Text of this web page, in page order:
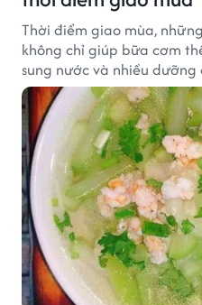
Thời điểm giao mùa,
không chỉ giúp bữa cơm
sung nước và nhiều
là một số món canh đơn
gia đình.